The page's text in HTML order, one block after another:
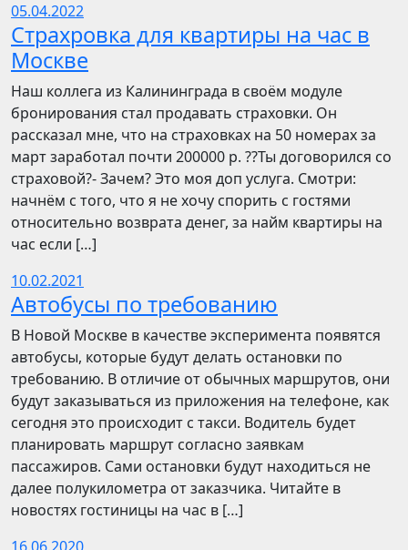
05.04.2022
Страхровка для квартиры на час в
Москве
Наш коллега из Калининграда в своём модуле
бронирования стал продавать страховки. Он
рассказал мне, что на страховках на 50 номерах за
март заработал почти 200000 р. ??Ты договорился со
страховой?- Зачем? Это моя доп услуга. Смотри:
начнём с того, что я не хочу спорить с гостями
относительно возврата денег, за найм квартиры на
час если […]
10.02.2021
Автобусы по требованию
В Новой Москве в качестве эксперимента появятся
автобусы, которые будут делать остановки по
требованию. В отличие от обычных маршрутов, они
будут заказываться из приложения на телефоне, как
сегодня это происходит с такси. Водитель будет
планировать маршрут согласно заявкам
пассажиров. Сами остановки будут находиться не
далее полукилометра от заказчика. Читайте в
новостях гостиницы на час в […]